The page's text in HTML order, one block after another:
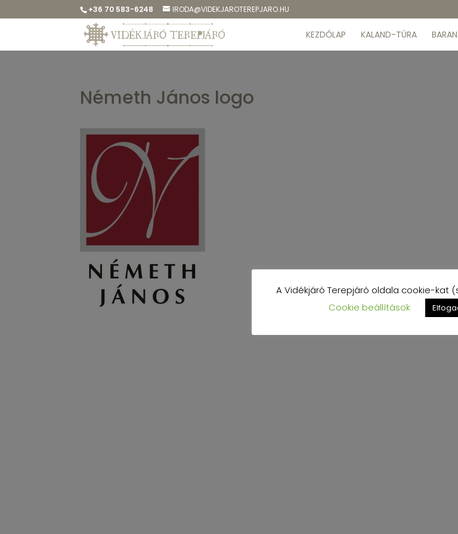
+36 70 583-6248 IRODA@VIDEKJAROTEREPJARO.HU
KEZDŐLAP KALAND-TÚRA
Németh János logo
A Vidékjáró Terepjáró oldala cookie-kat
Cookie beállítások